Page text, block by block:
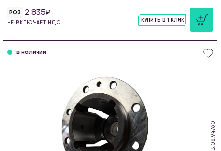
РОЗ 2 835
НЕ ВКЛЮЧАЕТ НДС
КУПИТЬ В 1 КЛИК
KB.08.94760
в наличии